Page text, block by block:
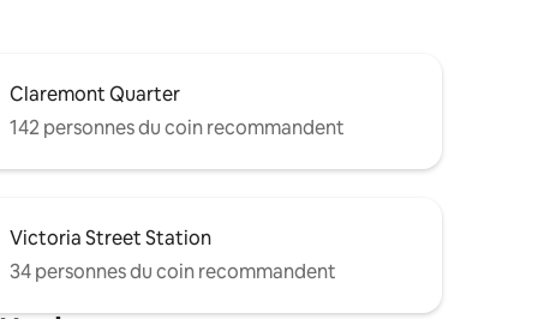
Claremont Quarter
142 personnes du coin recommandent
Victoria Street Station
34 personnes du coin recommandent